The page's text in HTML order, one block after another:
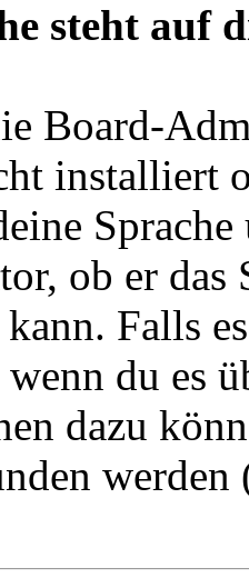
steht auf
Board-
installiert
ob er das
Falls
du es
dazu